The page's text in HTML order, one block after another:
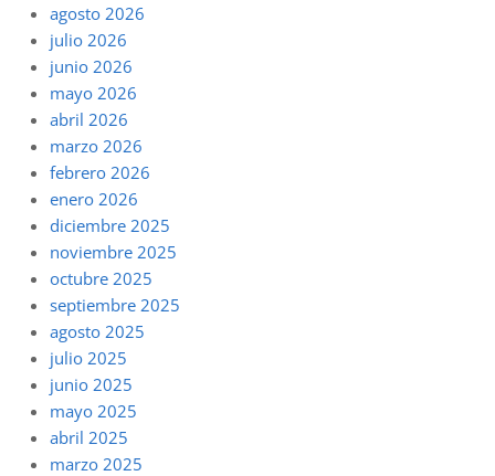
agosto 2026
julio 2026
junio 2026
mayo 2026
abril 2026
marzo 2026
febrero 2026
enero 2026
diciembre 2025
noviembre 2025
octubre 2025
septiembre 2025
agosto 2025
julio 2025
junio 2025
mayo 2025
abril 2025
marzo 2025